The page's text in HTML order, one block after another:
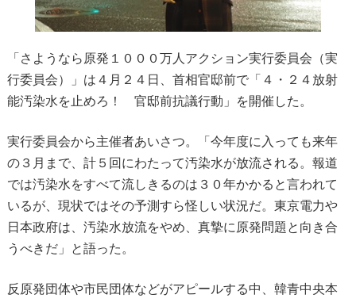
「さようなら原発１０００万人アクション実行委員会（実
行委員会）」は４月２４日、首相官邸前で「４・２４放射
能汚染水を止めろ！ 官邸前抗議行動」を開催した。
実行委員会から主催者あいさつ。「今年度に入っても来年
の３月まで、計５回にわたって汚染水が放流される。報道
では汚染水をすべて流しきるのは３０年かかると言われて
いるが、現状ではその予測すら怪しい状況だ。東京電力や
日本政府は、汚染水放流をやめ、真摯に原発問題と向き合
うべきだ」と語った。
反原発団体や市民団体などがアピールする中、韓青中央本